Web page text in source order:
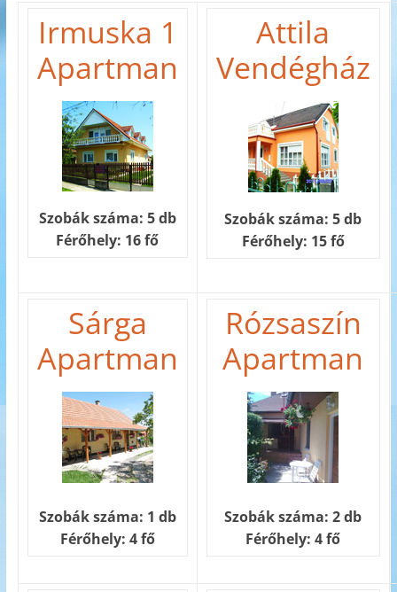
Irmuska 1
Apartman
Szobák száma: 5 db
Férőhely: 16 fő
Attila
Vendégház
Szobák száma: 5 db
Férőhely: 15 fő
Sárga
Apartman
Szobák száma: 1 db
Férőhely: 4 fő
Rózsaszín
Apartman
Szobák száma: 2 db
Férőhely: 4 fő